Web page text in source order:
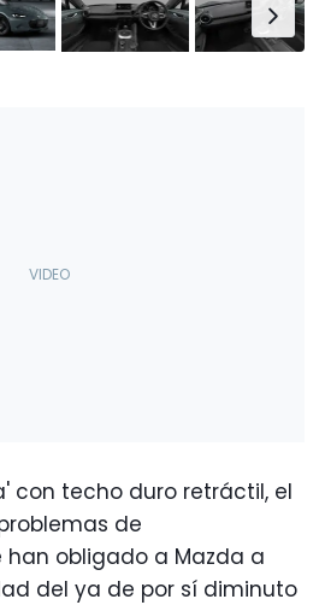
con techo duro retráctil, el
de
obligado a Mazda a
del ya de por sí diminuto